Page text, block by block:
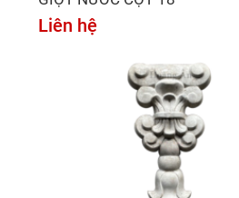
Liên hệ